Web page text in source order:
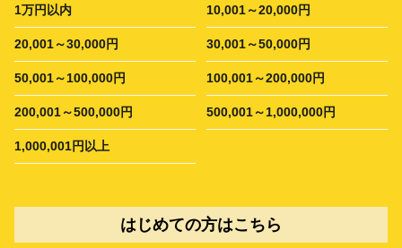
1万円以内 10,001～20,000円
20,001～30,000円 30,001～50,000円
50,001～100,000円 100,001～200,000円
200,001～500,000円 500,001～1,000,000円
1,000,001円以上
はじめての方はこちら